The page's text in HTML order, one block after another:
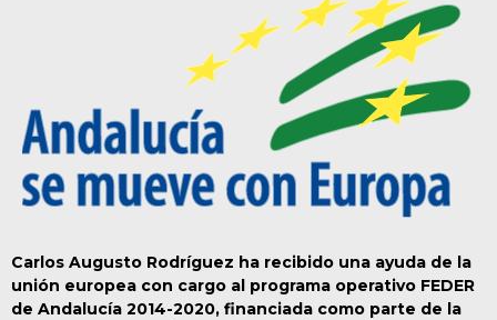
Carlos Augusto Rodríguez ha recibido una ayuda de la
unión europea con cargo al programa operativo FEDER
de Andalucía 2014-2020, financiada como parte de la